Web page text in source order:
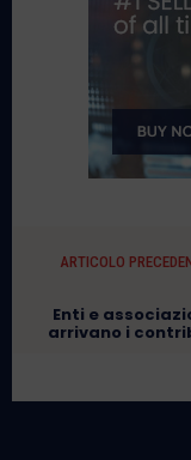
ARTICOLO
Enti e
arrivano i